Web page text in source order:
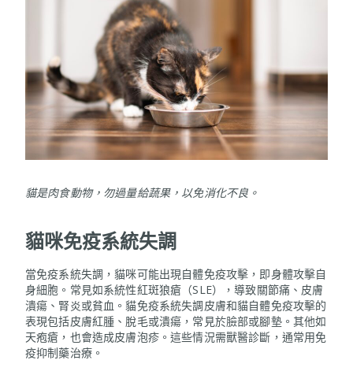
貓是肉食動物，勿過量給蔬果，以免消化不良。
貓咪免疫系統失調
當免疫系統失調，貓咪可能出現自體免疫攻擊，即身體攻擊自
身細胞。常見如系統性紅斑狼瘡（SLE），導致關節痛、皮膚
潰瘍、腎炎或貧血。貓免疫系統失調皮膚和貓自體免疫攻擊的
表現包括皮膚紅腫、脫毛或潰瘍，常見於臉部或腳墊。其他如
天疱瘡，也會造成皮膚泡疹。這些情況需獸醫診斷，通常用免
疫抑制藥治療。